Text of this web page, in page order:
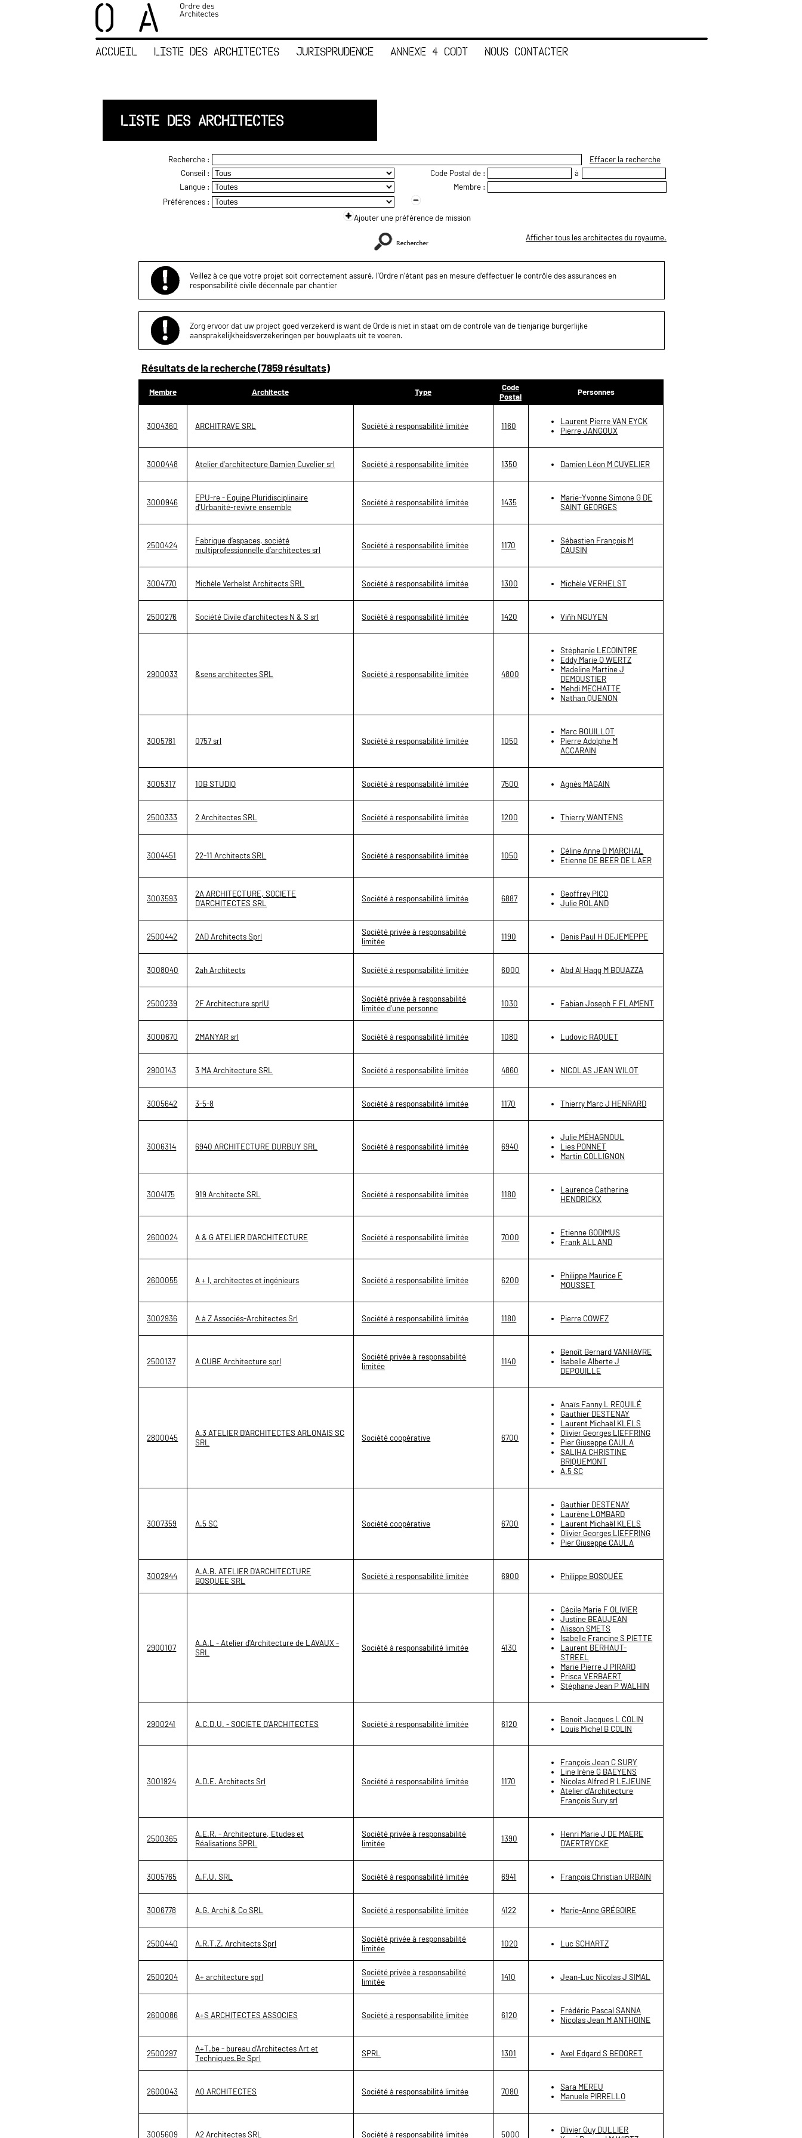
ACCUEIL LISTE DES ARCHITECTES JURISPRUDENCE ANNEXE 4 CODT NOUS CONTACTER
LISTE DES ARCHITECTES
Recherche :
Effacer la recherche
Conseil :
Code Postal de :
à
Langue :
Membre :
Préférences :
Ajouter une préférence de mission
Afficher tous les architectes du royaume.
Veillez à ce que votre projet soit correctement assuré, l’Ordre n’étant pas en mesure d’effectuer le contrôle des assurances en
responsabilité civile décennale par chantier
Zorg ervoor dat uw project goed verzekerd is want de Orde is niet in staat om de controle van de tienjarige burgerlijke
aansprakelijkheidsverzekeringen per bouwplaats uit te voeren.
Résultats de la recherche (7859 résultats)
Membre Architecte Type
Code
Postal
Personnes
3004360 ARCHITRAVE SRL Société à responsabilité limitée 1160
Laurent Pierre VAN EYCK
Pierre JANGOUX
3000448 Atelier d'architecture Damien Cuvelier srl Société à responsabilité limitée 1350 Damien Léon M CUVELIER
3000946
EPU-re - Equipe Pluridisciplinaire
d'Urbanité-revivre ensemble
Société à responsabilité limitée 1435
Marie-Yvonne Simone G DE
SAINT GEORGES
2500424
Fabrique d’espaces, société
multiprofessionnelle d’architectes srl
Société à responsabilité limitée 1170
Sébastien François M
CAUSIN
3004770 Michèle Verhelst Architects SRL Société à responsabilité limitée 1300 Michèle VERHELST
2500276 Société Civile d'architectes N & S srl Société à responsabilité limitée 1420 Viñh NGUYEN
2900033 &sens architectes SRL Société à responsabilité limitée 4800
Stéphanie LECOINTRE
Eddy Marie O WERTZ
Madeline Martine J
DEMOUSTIER
Mehdi MECHATTE
Nathan QUENON
3005781 0757 srl Société à responsabilité limitée 1050
Marc BOUILLOT
Pierre Adolphe M
ACCARAIN
3005317 10B STUDIO Société à responsabilité limitée 7500 Agnès MAGAIN
2500333 2 Architectes SRL Société à responsabilité limitée 1200 Thierry WANTENS
3004451 22-11 Architects SRL Société à responsabilité limitée 1050
Céline Anne D MARCHAL
Etienne DE BEER DE LAER
3003593
2A ARCHITECTURE, SOCIETE
D'ARCHITECTES SRL
Société à responsabilité limitée 6887
Geoffrey PICO
Julie ROLAND
2500442 2AD Architects Sprl
Société privée à responsabilité
limitée
1190 Denis Paul H DEJEMEPPE
3008040 2ah Architects Société à responsabilité limitée 6000 Abd Al Haqq M BOUAZZA
2500239 2F Architecture sprlU
Société privée à responsabilité
limitée d'une personne
1030 Fabian Joseph F FLAMENT
3000670 2MANYAR srl Société à responsabilité limitée 1080 Ludovic RAQUET
2900143 3 MA Architecture SRL Société à responsabilité limitée 4860 NICOLAS JEAN WILOT
3005642 3-5-8 Société à responsabilité limitée 1170 Thierry Marc J HENRARD
3006314 6940 ARCHITECTURE DURBUY SRL Société à responsabilité limitée 6940
Julie MÉHAGNOUL
Lies PONNET
Martin COLLIGNON
3004175 919 Architecte SRL Société à responsabilité limitée 1180
Laurence Catherine
HENDRICKX
2600024 A & G ATELIER D'ARCHITECTURE Société à responsabilité limitée 7000
Etienne GODIMUS
Frank ALLAND
2600055 A + I, architectes et ingénieurs Société à responsabilité limitée 6200
Philippe Maurice E
MOUSSET
3002936 A à Z Associés-Architectes Srl Société à responsabilité limitée 1180 Pierre COWEZ
2500137 A CUBE Architecture sprl
Société privée à responsabilité
limitée
1140
Benoît Bernard VANHAVRE
Isabelle Alberte J
DEPOUILLE
2800045
A.3 ATELIER D'ARCHITECTES ARLONAIS SC
SRL
Société coopérative 6700
Anaïs Fanny L REQUILÉ
Gauthier DESTENAY
Laurent Michaël KLELS
Olivier Georges LIEFFRING
Pier Giuseppe CAULA
SALIHA CHRISTINE
BRIQUEMONT
A.5 SC
3007359 A.5 SC Société coopérative 6700
Gauthier DESTENAY
Laurène LOMBARD
Laurent Michaël KLELS
Olivier Georges LIEFFRING
Pier Giuseppe CAULA
3002944
A.A.B. ATELIER D'ARCHITECTURE
BOSQUEE SRL
Société à responsabilité limitée 6900 Philippe BOSQUÉE
2900107
A.A.L - Atelier d'Architecture de LAVAUX -
SRL
Société à responsabilité limitée 4130
Cécile Marie F OLIVIER
Justine BEAUJEAN
Alisson SMETS
Isabelle Francine S PIETTE
Laurent BERHAUT-
STREEL
Marie Pierre J PIRARD
Prisca VERBAERT
Stéphane Jean P WALHIN
2900241 A.C.D.U. - SOCIETE D'ARCHITECTES Société à responsabilité limitée 6120
Benoit Jacques L COLIN
Louis Michel B COLIN
3001924 A.D.E. Architects Srl Société à responsabilité limitée 1170
François Jean C SURY
Line Irène G BAEYENS
Nicolas Alfred R LEJEUNE
Atelier d'Architecture
François Sury srl
2500365
A.E.R. - Architecture, Etudes et
Réalisations SPRL
Société privée à responsabilité
limitée
1390
Henri Marie J DE MAERE
D'AERTRYCKE
3005765 A.F.U. SRL Société à responsabilité limitée 6941 François Christian URBAIN
3006778 A.G. Archi & Co SRL Société à responsabilité limitée 4122 Marie-Anne GRÉGOIRE
2500440 A.R.T.Z. Architects Sprl
Société privée à responsabilité
limitée
1020 Luc SCHARTZ
2500204 A+ architecture sprl
Société privée à responsabilité
limitée
1410 Jean-Luc Nicolas J SIMAL
2600086 A+S ARCHITECTES ASSOCIES Société à responsabilité limitée 6120
Frédéric Pascal SANNA
Nicolas Jean M ANTHOINE
2500297
A+T.be - bureau d'Architectes Art et
Techniques.Be Sprl
SPRL 1301 Axel Edgard S BEDORET
2600043 A0 ARCHITECTES Société à responsabilité limitée 7080
Sara MEREU
Manuele PIRRELLO
3005609 A2 Architectes SRL Société à responsabilité limitée 5000
Olivier Guy DULLIER